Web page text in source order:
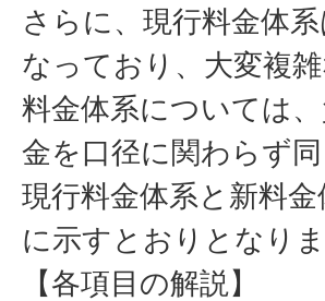
さらに、現行料金体
なっており、大変複
料金体系については
金を口径に関わらず
現行料金体系と新料
に示すとおりとなりま
【各項目の解説】